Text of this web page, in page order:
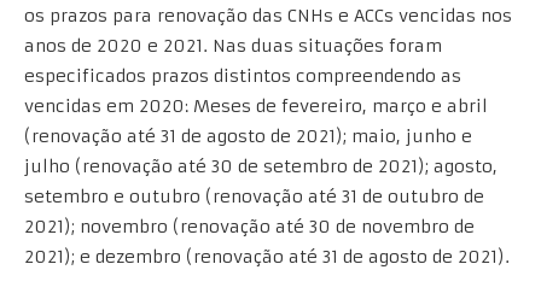
os prazos para renovação das CNHs e ACCs vencidas nos
anos de 2020 e 2021. Nas duas situações foram
especificados prazos distintos compreendendo as
vencidas em 2020: Meses de fevereiro, março e abril
(renovação até 31 de agosto de 2021); maio, junho e
julho (renovação até 30 de setembro de 2021); agosto,
setembro e outubro (renovação até 31 de outubro de
2021); novembro (renovação até 30 de novembro de
2021); e dezembro (renovação até 31 de agosto de 2021).